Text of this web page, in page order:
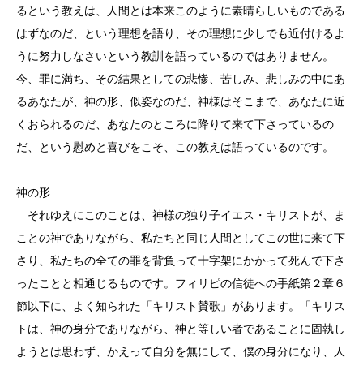
るという教えは、人間とは本来このように素晴らしいものである
はずなのだ、という理想を語り、その理想に少しでも近付けるよ
うに努力しなさいという教訓を語っているのではありません。
今、罪に満ち、その結果としての悲惨、苦しみ、悲しみの中にあ
るあなたが、神の形、似姿なのだ、神様はそこまで、あなたに近
くおられるのだ、あなたのところに降りて来て下さっているの
だ、という慰めと喜びをこそ、この教えは語っているのです。
神の形
それゆえにこのことは、神様の独り子イエス・キリストが、ま
ことの神でありながら、私たちと同じ人間としてこの世に来て下
さり、私たちの全ての罪を背負って十字架にかかって死んで下さ
ったことと相通じるものです。フィリピの信徒への手紙第２章６
節以下に、よく知られた「キリスト賛歌」があります。「キリス
トは、神の身分でありながら、神と等しい者であることに固執し
ようとは思わず、かえって自分を無にして、僕の身分になり、人